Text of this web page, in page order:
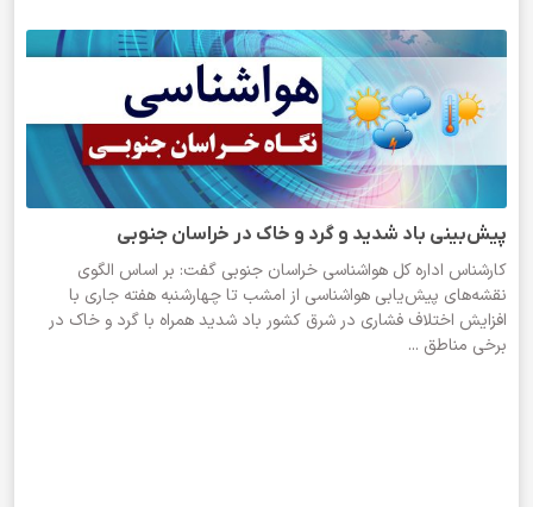
پیش‌بینی باد شدید و گرد و خاک در خراسان جنوبی
کارشناس اداره کل هواشناسی خراسان جنوبی گفت: بر اساس الگوی
نقشه‌های پیش‌یابی هواشناسی از امشب تا چهارشنبه هفته جاری با
افزایش اختلاف فشاری در شرق کشور باد شدید همراه با گرد و خاک در
برخی مناطق ...